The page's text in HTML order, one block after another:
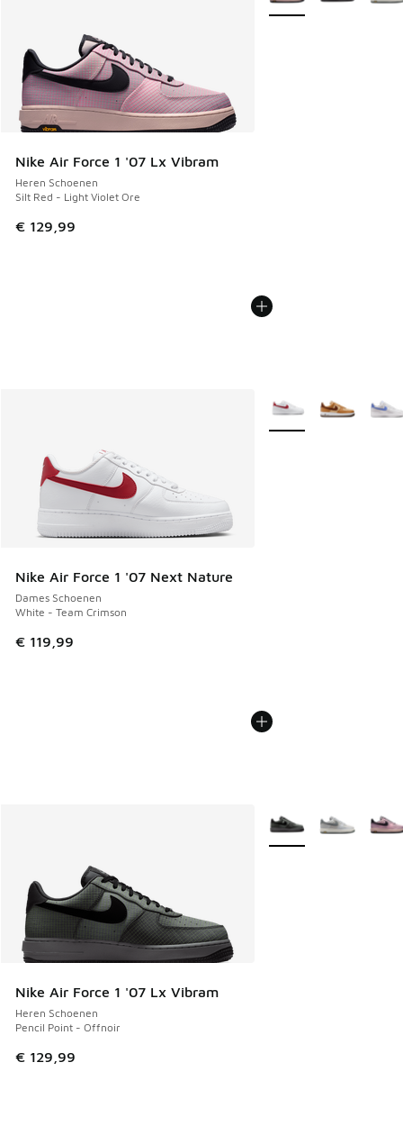
Nike Air Force 1 '07 Lx Vibram
Heren Schoenen
Silt Red - Light Violet Ore
€ 129,99
Nike Air Force 1 '07 Next Nature
Dames Schoenen
White - Team Crimson
€ 119,99
Meer kleuren
Nike Air Force 1 '07 Lx Vibram
Heren Schoenen
Pencil Point - Offnoir
€ 129,99
Meer kleuren